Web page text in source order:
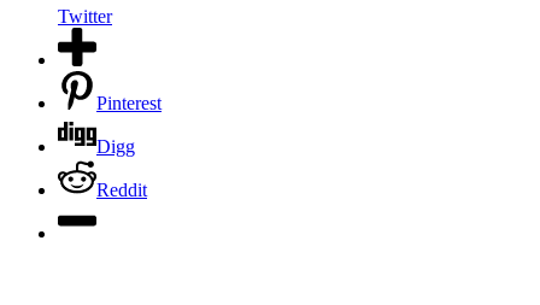
Twitter
Pinterest
Digg
Reddit